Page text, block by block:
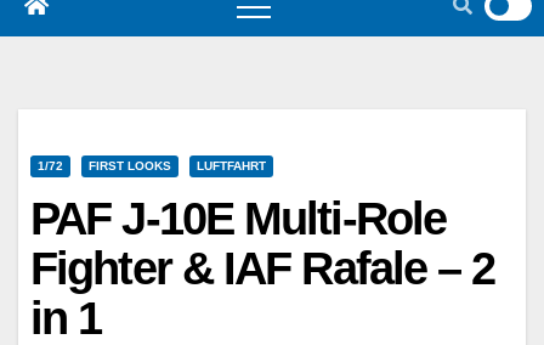
1/72 FIRST LOOKS LUFTFAHRT
PAF J-10E Multi-Role
Fighter & IAF Rafale – 2
in 1